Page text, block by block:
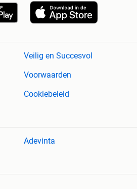
Veilig en Succesvol
Voorwaarden
Cookiebeleid
Adevinta